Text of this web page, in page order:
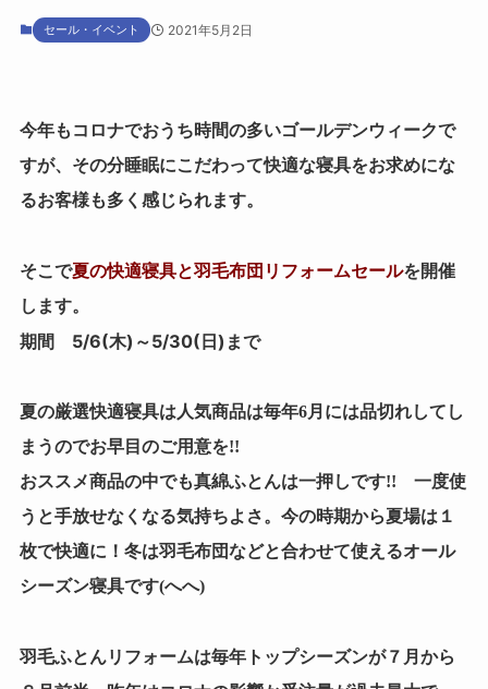
セール・イベント 2021年5月2日
今年もコロナでおうち時間の多いゴールデンウィークで
すが、その分睡眠にこだわって快適な寝具をお求めにな
るお客様も多く感じられます。
そこで夏の快適寝具と羽毛布団リフォームセールを開催
します。
期間 5/6(木)～5/30(日) まで
夏の厳選快適寝具は人気商品は毎年6月には品切れしてし
まうのでお早目のご用意を!!
おススメ商品の中でも真綿ふとんは一押しです!! 一度使
うと手放せなくなる気持ちよさ。今の時期から夏場は１
枚で快適に！冬は羽毛布団などと合わせて使えるオール
シーズン寝具です(へへ)
羽毛ふとんリフォームは毎年トップシーズンが７月から